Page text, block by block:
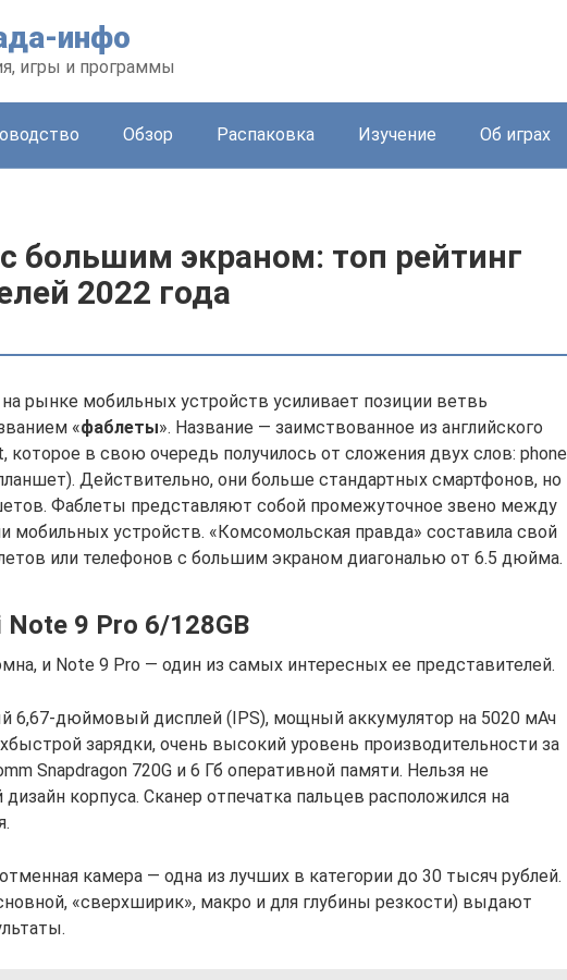
инфо
игры и программы
Обзор Распаковка Изучение Об играх
большим экраном: топ рейтинг
2022 года
рынке мобильных устройств усиливает позиции ветвь
«фаблеты». Название — заимствованное из английского
которое в свою очередь получилось от сложения двух слов: phone
Действительно, они больше стандартных смартфонов, но
Фаблеты представляют собой промежуточное звено между
мобильных устройств. «Комсомольская правда» составила свой
или телефонов с большим экраном диагональю от 6.5 дюйма.
Note 9 Pro 6/128GB
и Note 9 Pro — один из самых интересных ее представителей.
6,67-дюймовый дисплей (IPS), мощный аккумулятор на 5020 мАч
зарядки, очень высокий уровень производительности за
Snapdragon 720G и 6 Гб оперативной памяти. Нельзя не
корпуса. Сканер отпечатка пальцев расположился на
камера — одна из лучших в категории до 30 тысяч рублей.
«сверхширик», макро и для глубины резкости) выдают